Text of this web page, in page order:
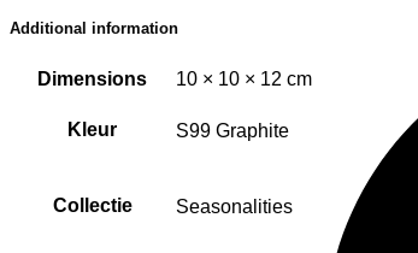
Additional information
Dimensions 10 × 10 × 12 cm
Kleur S99 Graphite
Collectie Seasonalities